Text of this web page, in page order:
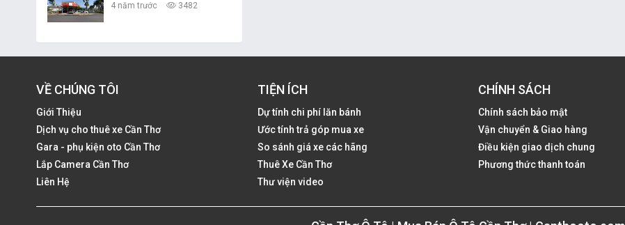
4 năm trước 3482
VỀ CHÚNG TÔI
Giới Thiệu
Dịch vụ cho thuê xe Cần Thơ
Gara - phụ kiện oto Cần Thơ
Lắp Camera Cần Thơ
Liên Hệ
TIỆN ÍCH
Dự tính chi phí lăn bánh
Ước tính trả góp mua xe
So sánh giá xe các hãng
Thuê Xe Cần Thơ
Thư viện video
CHÍNH SÁCH
Chính sách bảo mật
Vận chuyển & Giao hàng
Điều kiện giao dịch chung
Phương thức thanh toán